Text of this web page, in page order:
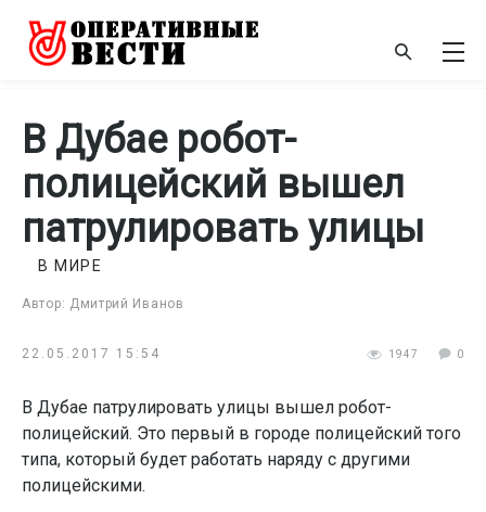
В Дубае робот-
полицейский вышел
патрулировать улицы
Автор: Дмитрий Иванов
В МИРЕ
22.05.2017 15:54 1947 0
В Дубае патрулировать улицы вышел робот-
полицейский. Это первый в городе полицейский того
типа, который будет работать наряду с другими
полицейскими.